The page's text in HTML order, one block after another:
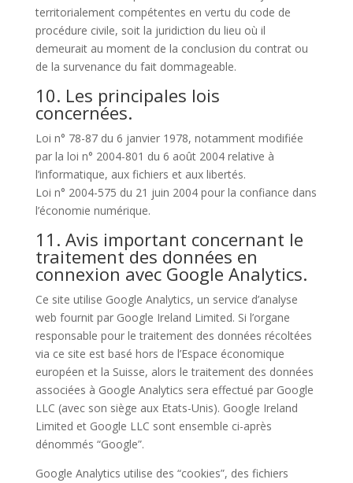
territorialement compétentes en vertu du code de
procédure civile, soit la juridiction du lieu où il
demeurait au moment de la conclusion du contrat ou
de la survenance du fait dommageable.
10. Les principales lois
concernées.
Loi n° 78-87 du 6 janvier 1978, notamment modifiée
par la loi n° 2004-801 du 6 août 2004 relative à
l’informatique, aux fichiers et aux libertés.
Loi n° 2004-575 du 21 juin 2004 pour la confiance dans
l’économie numérique.
11. Avis important concernant le
traitement des données en
connexion avec Google Analytics.
Ce site utilise Google Analytics, un service d’analyse
web fournit par Google Ireland Limited. Si l’organe
responsable pour le traitement des données récoltées
via ce site est basé hors de l’Espace économique
européen et la Suisse, alors le traitement des données
associées à Google Analytics sera effectué par Google
LLC (avec son siège aux Etats-Unis). Google Ireland
Limited et Google LLC sont ensemble ci-après
dénommés “Google”.
Google Analytics utilise des “cookies”, des fichiers